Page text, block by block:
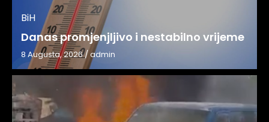
BiH
Danas promjenjljivo i nestabilno vrijeme
8 Augusta, 2026/admin